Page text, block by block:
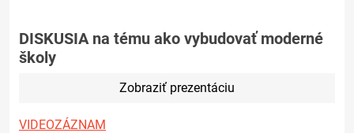
DISKUSIA na tému ako vybudovať moderné
školy
Zobraziť prezentáciu
VIDEOZÁZNAM